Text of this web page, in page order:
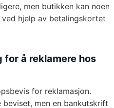
men butikken kan noen
hjelp av betalingskortet
å reklamere hos
for reklamasjon.
men en bankutskrift